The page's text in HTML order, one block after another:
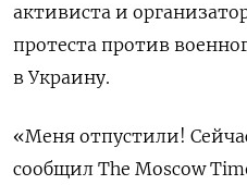
активиста и
протеста против
в Украину.
«Меня отпустили!
сообщил The Moscow